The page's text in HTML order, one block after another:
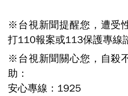
※台視新聞提醒您，遭受
打110報案或113保護專線
※台視新聞關心您，自殺
助：
安心專線：1925